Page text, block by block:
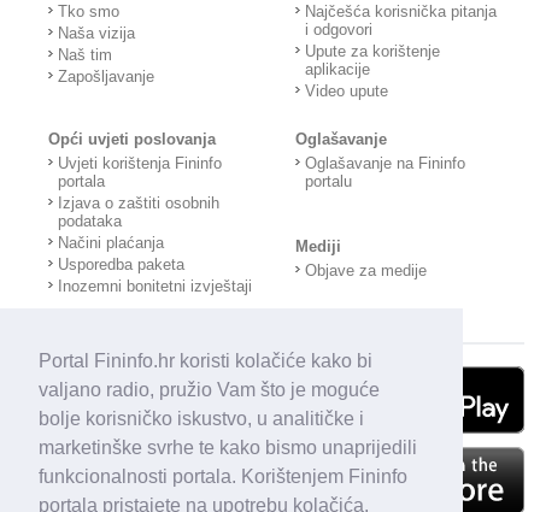
Portal Fininfo.hr koristi kolačiće kako bi
valjano radio, pružio Vam što je moguće
bolje korisničko iskustvo, u analitičke i
marketinške svrhe te kako bismo unaprijedili
funkcionalnosti portala. Korištenjem Fininfo
portala pristajete na upotrebu kolačića.
Tko smo
Naša vizija
Naš tim
Zapošljavanje
Najčešća korisnička pitanja
i odgovori
Upute za korištenje
aplikacije
Video upute
Opći uvjeti poslovanja
Uvjeti korištenja Fininfo
portala
Izjava o zaštiti osobnih
podataka
Načini plaćanja
Usporedba paketa
Inozemni bonitetni izvještaji
Oglašavanje
Oglašavanje na Fininfo
portalu
Mediji
Objave za medije